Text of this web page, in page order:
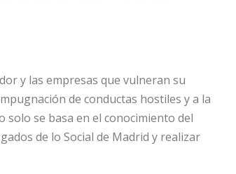
y las empresas que vulneran su
de conductas hostiles y a la
se basa en el conocimiento del
de lo Social de Madrid y realizar